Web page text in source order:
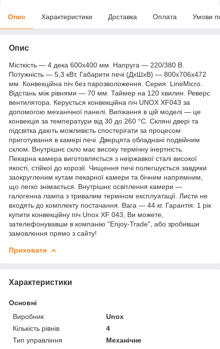
Опис Характеристики Доставка Оплата Умови
Опис
Місткість — 4 дека 600х400 мм. Напруга — 220/380 В.
Потужність — 5,3 кВт. Габарити печі (ДхШхВ) — 800х706х472
мм. Конвекційна піч без парозволоження. Серия: LineMicro.
Відстань між рівнями — 70 мм. Таймер на 120 хвилин. Реверс
вентилятора. Керується конвекційна піч UNOX XF043 за
допомогою механічної панелі. Випікання в цій моделі — це
конвекція за температури від 30 до 260 °C. Скляні двері та
підсвітка дають можливість спостерігати за процесом
приготування в камері печі. Дверцята обладнані подвійним
склом. Внутрішнє скло має високу термічну інертність.
Пекарна камера виготовляється з неіржавкої сталі високої
якості, стійкої до корозії. Чищення печі полегшується завдяки
заокругленим кутам пекарної камери та бічним напрямним,
що легко знімається. Внутрішнє освітлення камери —
галогенна лампа з тривалим терміном експлуатації. Листи не
входять до комплекту постачання. Вага — 44 кг. Гарантія: 1 рік
купити конвекційну піч Unox XF 043, Ви можете,
зателефонувавши в компанію "Enjoy-Trade", або зробивши
замовлення прямо з сайту!
Приховати
Характеристики
Основні
Виробник
Unox
Кількість рівнів
4
Тип управління
Механічне